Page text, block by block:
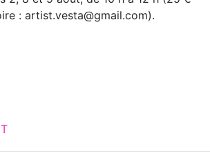
: artist.vesta@gmail.com).